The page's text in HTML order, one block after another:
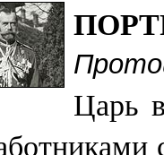
Царь